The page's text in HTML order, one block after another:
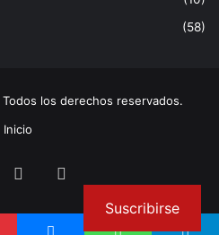
(58)
los derechos reservados.
Inicio
Twitter
Suscribirse